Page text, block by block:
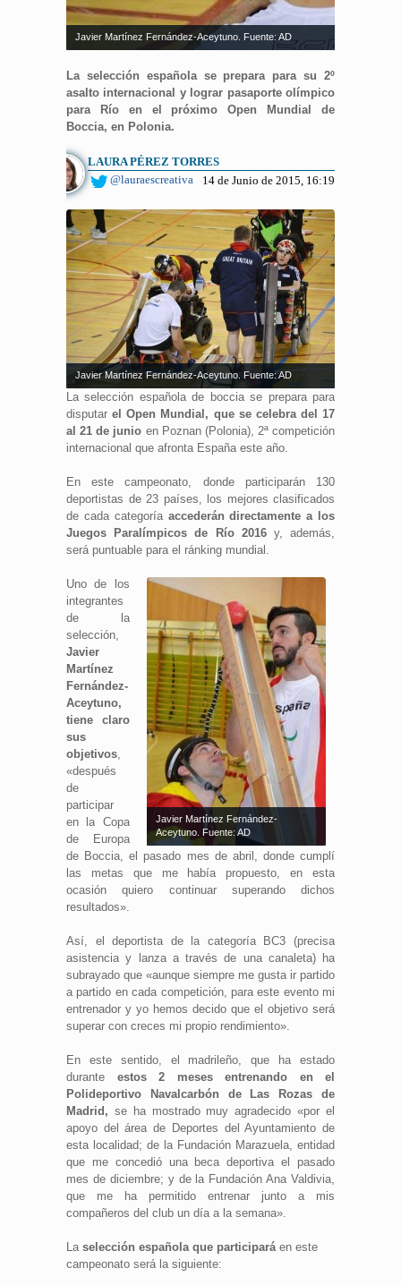
Javier Martínez Fernández-Aceytuno. Fuente: AD
La selección española se prepara para su 2º
asalto internacional y lograr pasaporte olímpico
para Río en el próximo Open Mundial de
Boccia, en Polonia.
LAURA PÉREZ TORRES
@lauraescreativa
14 de Junio de 2015, 16:19
Javier Martínez Fernández-Aceytuno. Fuente: AD
La selección española de boccia se prepara para
disputarel Open Mundial, que se celebra del 17
al 21 de junio en Poznan (Polonia), 2ª competición
internacional que afronta España este año.
En este campeonato, donde participarán 130
deportistas de 23 países, los mejores clasificados
de cada categoría accederán directamente a los
Juegos Paralímpicos de Río 2016 y, además,
será puntuable para el ránking mundial.
Javier Martínez Fernández-
Aceytuno. Fuente: AD
Uno de los
integrantes
de la
selección,
Javier
Martínez
Fernández-
Aceytuno,
tiene claro
sus
objetivos,
«después
de
participar
en la Copa
de Europa
de Boccia, el pasado mes de abril, donde cumplí
las metas que me había propuesto, en esta
ocasión quiero continuar superando dichos
resultados».
Así, el deportista de la categoría BC3 (precisa
asistencia y lanza a través de una canaleta) ha
subrayado que «aunque siempre me gusta ir partido
a partido en cada competición, para este evento mi
entrenador y yo hemos decido que el objetivo será
superar con creces mi propio rendimiento».
En este sentido, el madrileño, que ha estado
durante estos 2 meses entrenando en el
Polideportivo Navalcarbón de Las Rozas de
Madrid, se ha mostrado muy agradecido «por el
apoyo del área de Deportes del Ayuntamiento de
esta localidad; de la Fundación Marazuela, entidad
que me concedió una beca deportiva el pasado
mes de diciembre; y de la Fundación Ana Valdivia,
que me ha permitido entrenar junto a mis
compañeros del club un día a la semana».
La selección española que participaráen este
campeonato será la siguiente: